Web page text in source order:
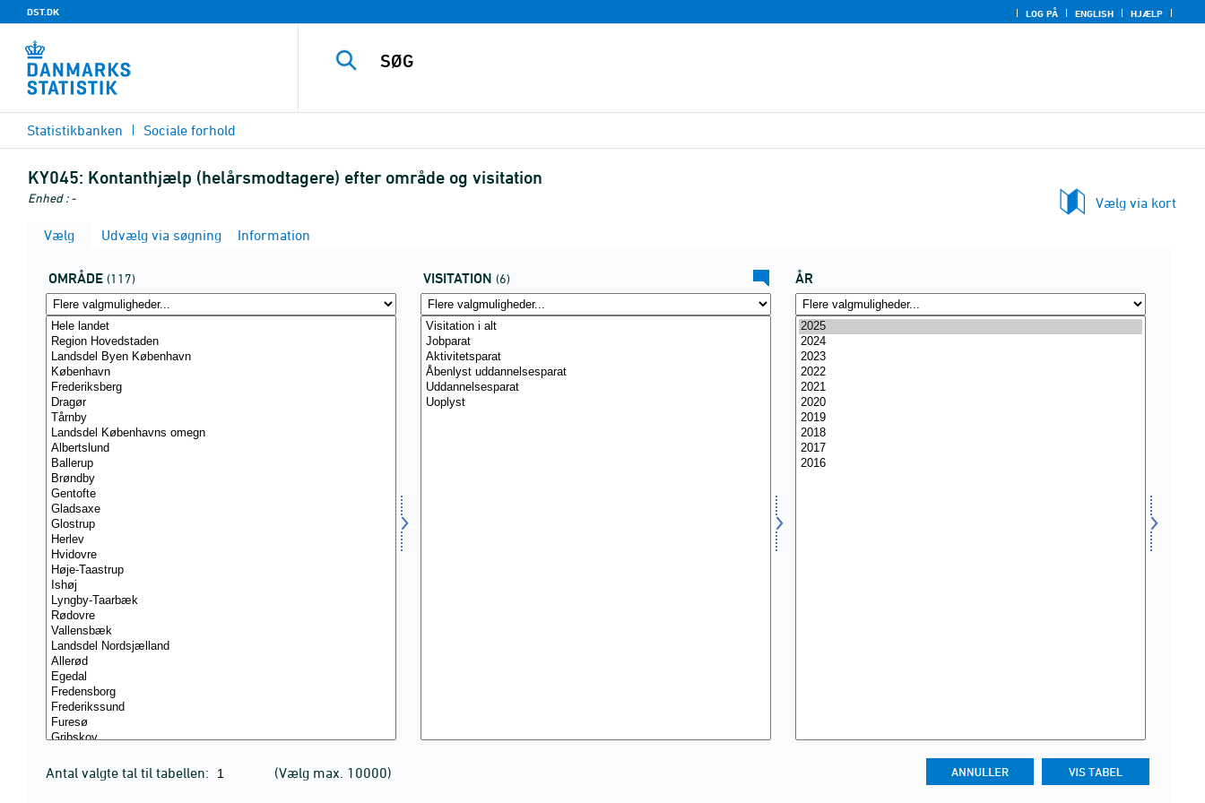
DST.DK LOG PÅ ENGLISH HJÆLP
Statistikbanken Sociale forhold
KY045: Kontanthjælp (helårsmodtagere) efter område og visitation
Enhed : -
Vælg via kort
Vælg
Udvælg via søgning Information
OMRÅDE (117) VISITATION (6) ÅR
Antal valgte tal til tabellen: (Vælg max. 10000)